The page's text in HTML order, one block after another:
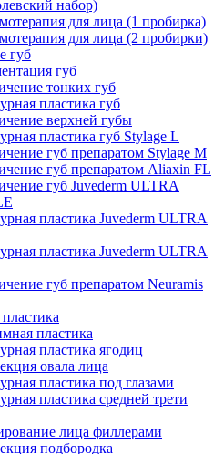
набор)
для лица (1 пробирка)
для лица (2 пробирки)
губ
губ
тонких губ
пластика губ
верхней губы
пластика губ Stylage L
губ препаратом Stylage M
губ препаратом Aliaxin FL
губ Juvederm ULTRA
пластика Juvederm ULTRA
пластика Juvederm ULTRA
губ препаратом Neuramis
пластика
пластика ягодиц
овала лица
пластика под глазами
пластика средней трети
лица филлерами
подбородка